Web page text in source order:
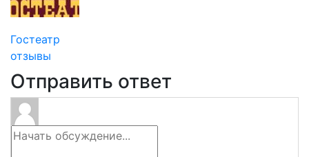
Гостеатр
отзывы
Отправить ответ